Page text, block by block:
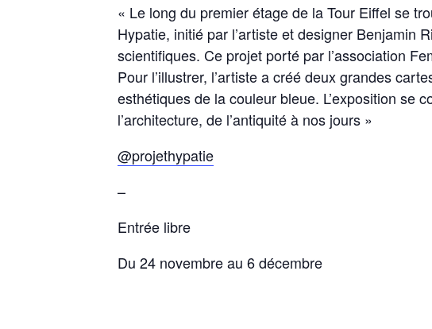
« Le long du premier étage de la Tour Eiffel se
Hypatie, initié par l’artiste et designer Benjamin
scientifiques. Ce projet porté par l’association
Pour l’illustrer, l’artiste a créé deux grandes
esthétiques de la couleur bleue. L’exposition se
l’architecture, de l’antiquité à nos jours »
@projethypatie
–
Entrée libre
Du 24 novembre au 6 décembre